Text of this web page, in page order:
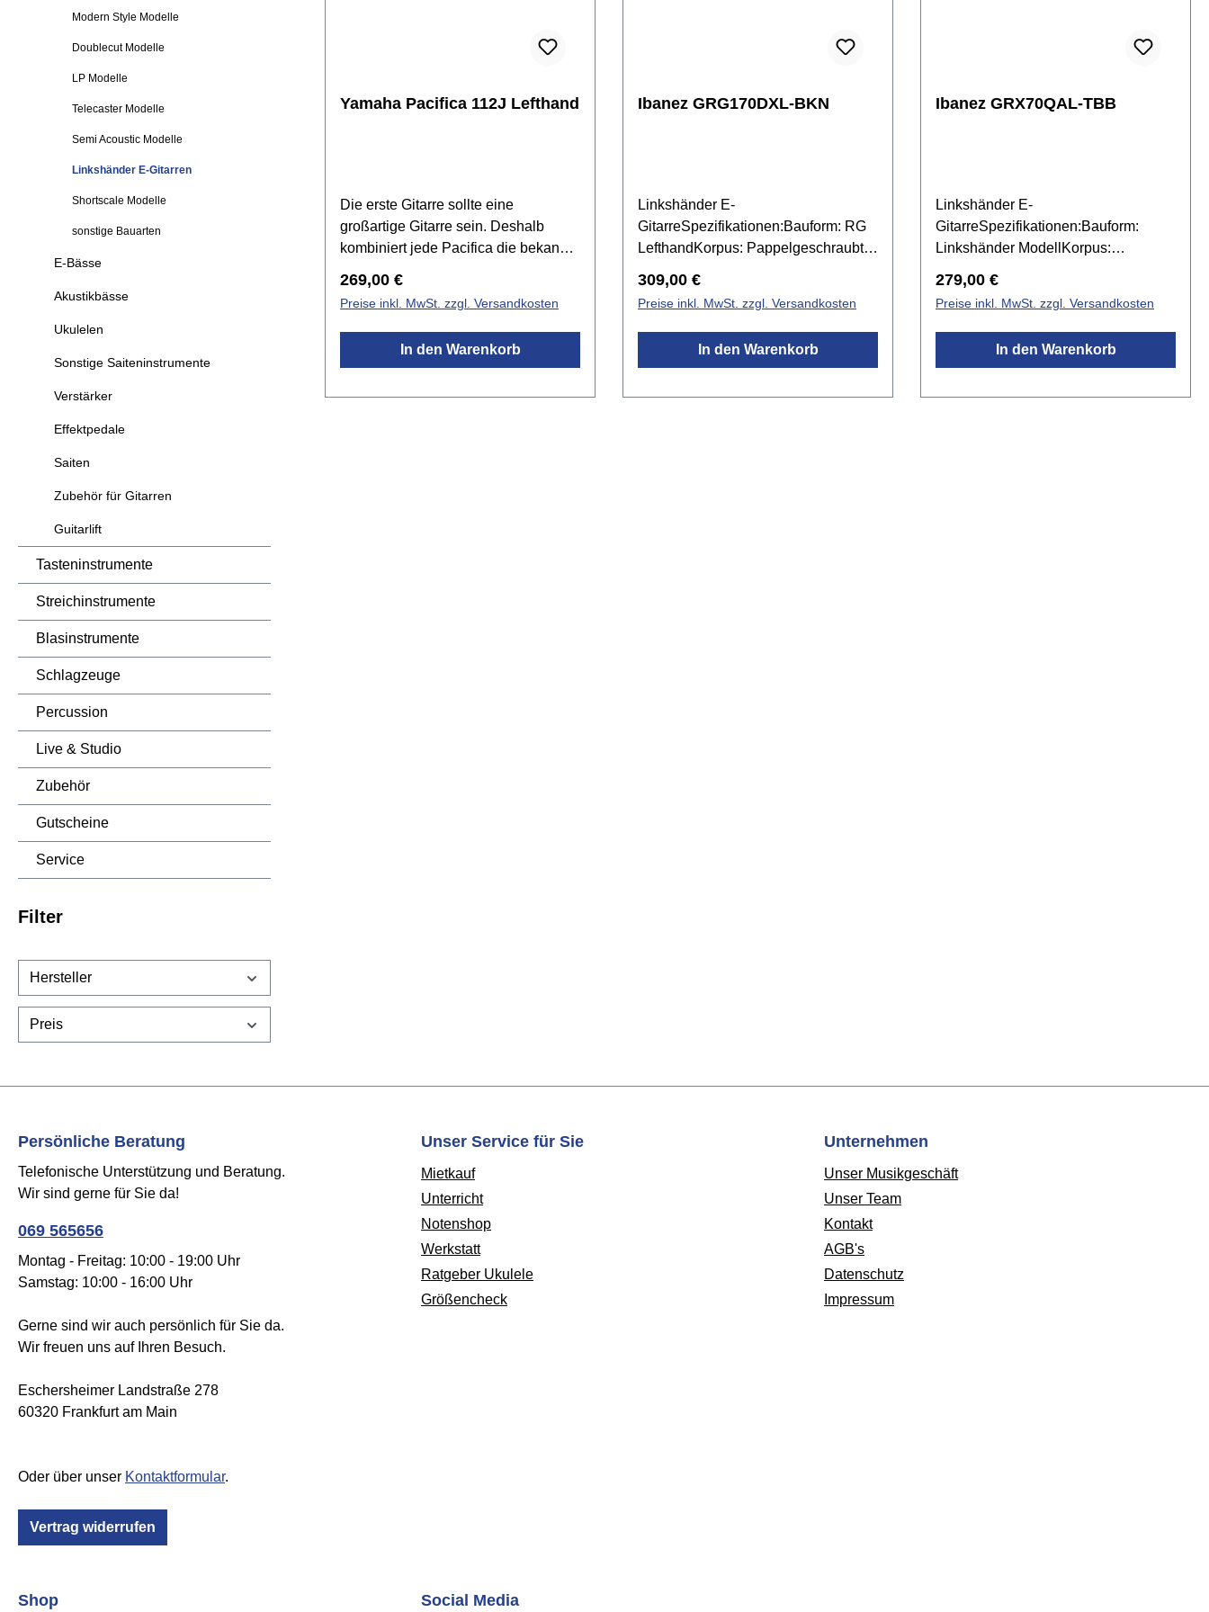
Modern Style Modelle
Doublecut Modelle
LP Modelle
Telecaster Modelle
Semi Acoustic Modelle
Linkshänder E-Gitarren
Shortscale Modelle
sonstige Bauarten
E-Bässe
Akustikbässe
Ukulelen
Sonstige Saiteninstrumente
Verstärker
Effektpedale
Saiten
Zubehör für Gitarren
Guitarlift
Tasteninstrumente
Streichinstrumente
Blasinstrumente
Schlagzeuge
Percussion
Live & Studio
Zubehör
Gutscheine
Service
Filter
Hersteller
Preis
Yamaha Pacifica 112J Lefthand
Die erste Gitarre sollte eine
großartige Gitarre sein. Deshalb
kombiniert jede Pacifica die bekannte
Spielbarkeit mit einem
hervorragenden Klang. Die Pacifica
112J-Modelle bieten einen Korpus
aus Erle in Verbindung mit einem
Tremolo im Vintage-Stil ermöglicht
Regulärer Preis:
269,00 €
Preise inkl. MwSt. zzgl. Versandkosten
In den Warenkorb
Ibanez GRG170DXL-BKN
Linkshänder E-
GitarreSpezifikationen:Bauform: RG
LefthandKorpus: Pappelgeschraubter
GRGGriffbrett: neuseeländische
KieferBrücke: Ibanez T102
TremoloMensur: 648 mmSattelbreite:
43 mmPickups: 2x Ibanez Infinity RS
SinglecoilLautstärke- & Tonregler5-
Regulärer Preis:
309,00 €
Preise inkl. MwSt. zzgl. Versandkosten
In den Warenkorb
Ibanez GRX70QAL-TBB
Linkshänder E-
GitarreSpezifikationen:Bauform:
Linkshänder ModellKorpus:
Optikgeschraubter HalsHals:
AhornHalsprofil: GRXGriffbrett:
JatobaBrücke: T106Mensur: 648
mmSattelbreite: 42 mmPickups: 2x
Ibanez Infinity RS
Regulärer Preis:
279,00 €
Preise inkl. MwSt. zzgl. Versandkosten
In den Warenkorb
Persönliche Beratung
Telefonische Unterstützung und Beratung.
Wir sind gerne für Sie da!
069 565656
Montag - Freitag: 10:00 - 19:00 Uhr
Samstag: 10:00 - 16:00 Uhr
Gerne sind wir auch persönlich für Sie da.
Wir freuen uns auf Ihren Besuch.
Eschersheimer Landstraße 278
60320 Frankfurt am Main
Oder über unser Kontaktformular.
Vertrag widerrufen
Unser Service für Sie
Mietkauf
Unterricht
Notenshop
Werkstatt
Ratgeber Ukulele
Größencheck
Unternehmen
Unser Musikgeschäft
Unser Team
Kontakt
AGB's
Datenschutz
Impressum
Shop Social Media